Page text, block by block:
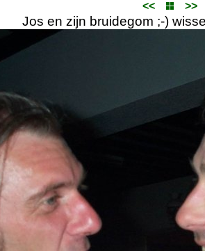
<< >>
Jos en zijn bruidegom ;-)